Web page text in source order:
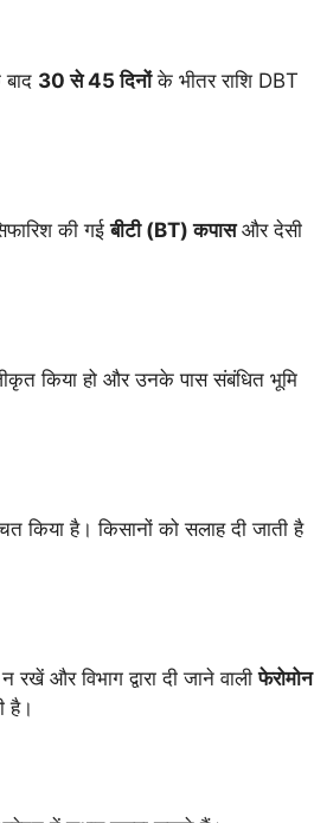
30 से 45 दिनोंके भीतर राशि DBT
की गईबीटी (BT) कपासऔर देसी
किया हो और उनके पास संबंधित भूमि
किया है। किसानों को सलाह दी जाती है
और विभाग द्वारा दी जाने वालीफेरोमोन
है।